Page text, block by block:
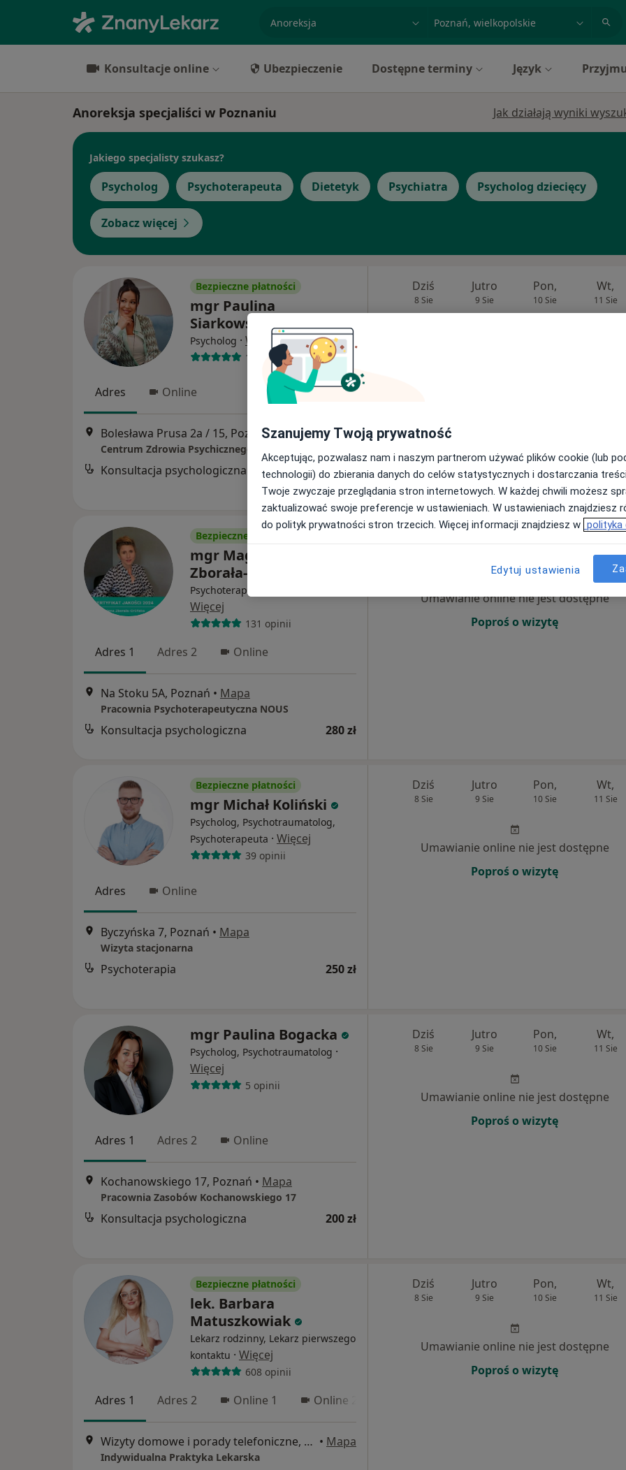
miasto lub dzielnica
Konsultacje online Ubezpieczenie Dostępne terminy Język
Anoreksja specjaliści w Poznaniu Jak działają wyniki
Jakiego specjalisty szukasz?
Psycholog Psychoterapeuta Dietetyk Psychiatra Psycholog dziecięcy
Zobacz więcej
Bezpieczne płatności
mgr Paulina
Siarkowska
Psycholog · Więcej
111 opinii
Adres Online
Bolesława Prusa 2a / 15, Poznań • Mapa
Centrum Zdrowia Psychicznego Optimus
Konsultacja psychologiczna 250 zł
Dziś
8 Sie
Jutro
9 Sie
Pon,
10 Sie
Wt,
11 Sie
Bezpieczne płatności
mgr Magdalena
Zborała-Orlińska
Psychoterapeuta, Psycholog
Więcej
131 opinii
Adres 1 Adres 2 Online
Na Stoku 5A, Poznań • Mapa
Pracownia Psychoterapeutyczna NOUS
Konsultacja psychologiczna 280 zł
Pon, Wt,
Umawianie online nie jest dostępne
Poproś o wizytę
Bezpieczne płatności
mgr Michał Koliński
Psycholog, Psychotraumatolog,
Psychoterapeuta · Więcej
39 opinii
Adres Online
Byczyńska 7, Poznań • Mapa
Wizyta stacjonarna
Psychoterapia 250 zł
Dziś
8 Sie
Jutro
9 Sie
Pon,
10 Sie
Wt,
11 Sie
Umawianie online nie jest dostępne
Poproś o wizytę
mgr Paulina Bogacka
Psycholog, Psychotraumatolog ·
Więcej
5 opinii
Adres 1 Adres 2 Online
Kochanowskiego 17, Poznań • Mapa
Pracownia Zasobów Kochanowskiego 17
Konsultacja psychologiczna 200 zł
Dziś
8 Sie
Jutro
9 Sie
Pon,
10 Sie
Wt,
11 Sie
Umawianie online nie jest dostępne
Poproś o wizytę
Bezpieczne płatności
lek. Barbara
Matuszkowiak
Lekarz rodzinny, Lekarz pierwszego
kontaktu · Więcej
608 opinii
Adres 1 Adres 2 Online 1 Online 2
Wizyty domowe i porady telefoniczne, Poznań • Mapa
Indywidualna Praktyka Lekarska
Dziś
8 Sie
Jutro
9 Sie
Pon,
10 Sie
Wt,
11 Sie
Umawianie online nie jest dostępne
Poproś o wizytę
Szanujemy Twoją prywatność
Akceptując, pozwalasz nam i naszym partnerom używać plików cookie (lub
technologii) do zbierania danych do celów statystycznych i dostarczania
Twoje zwyczaje przeglądania stron internetowych. W każdej chwili możesz
zaktualizować swoje preferencje w ustawieniach. W ustawieniach znajdziesz
do polityk prywatności stron trzecich. Więcej informacji znajdziesz w polityka
Edytuj ustawienia